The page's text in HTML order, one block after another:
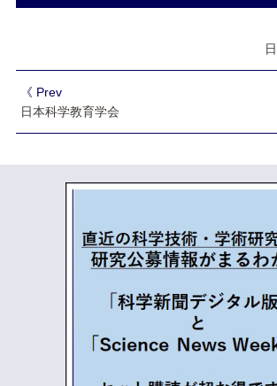
《 Prev
日本科学教育学会